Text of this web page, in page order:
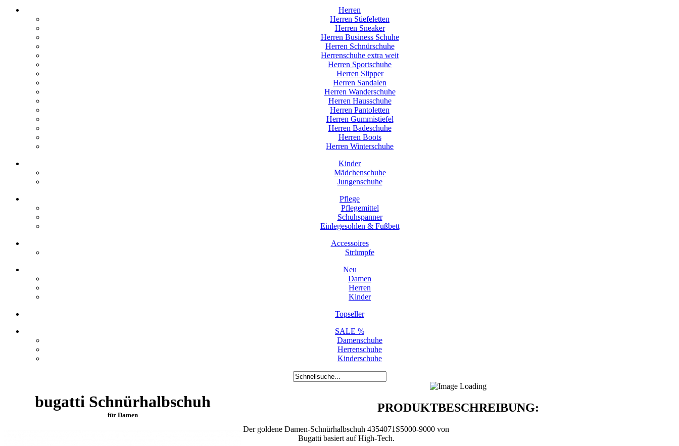
Herren
Herren Stiefeletten
Herren Sneaker
Herren Business Schuhe
Herren Schnürschuhe
Herrenschuhe extra weit
Herren Sportschuhe
Herren Slipper
Herren Sandalen
Herren Wanderschuhe
Herren Hausschuhe
Herren Pantoletten
Herren Gummistiefel
Herren Badeschuhe
Herren Boots
Herren Winterschuhe
Kinder
Mädchenschuhe
Jungenschuhe
Pflege
Pflegemittel
Schuhspanner
Einlegesohlen & Fußbett
Accessoires
Strümpfe
Neu
Damen
Herren
Kinder
Topseller
SALE %
Damenschuhe
Herrenschuhe
Kinderschuhe
bugatti Schnürhalbschuh
für Damen
PRODUKTBESCHREIBUNG:
Der goldene Damen-Schnürhalbschuh 4354071S5000-9000 von
Bugatti basiert auf High-Tech.